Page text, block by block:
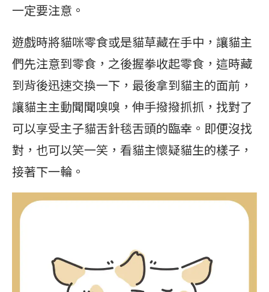
一定要注意。
遊戲時將貓咪零食或是貓草藏在手中，讓貓主
們先注意到零食，之後握拳收起零食，這時藏
到背後迅速交換一下，最後拿到貓主的面前，
讓貓主主動聞聞嗅嗅，伸手撥撥抓抓，找對了
可以享受主子貓舌針毯舌頭的臨幸。即便沒找
對，也可以笑一笑，看貓主懷疑貓生的樣子，
接著下一輪。